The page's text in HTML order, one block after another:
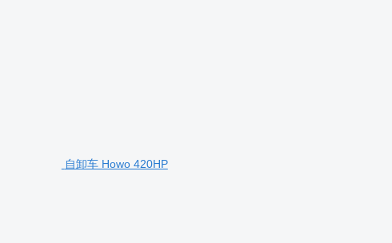
自卸车 Howo 420HP